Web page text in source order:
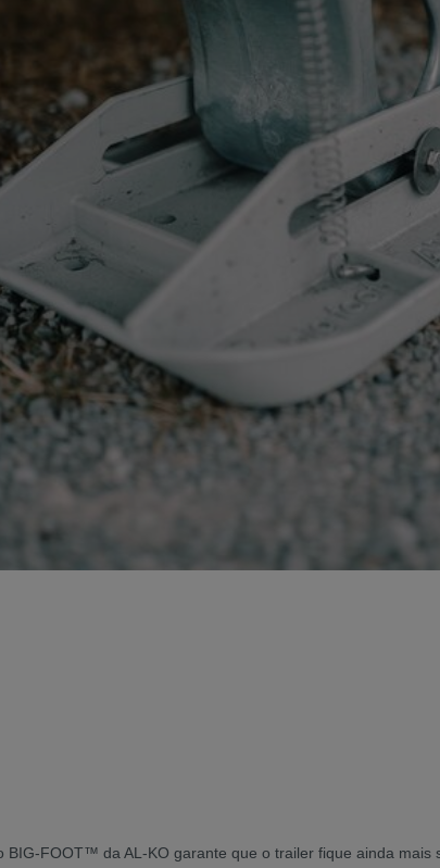
FOOT™ da AL-KO garante que o trailer fique ainda